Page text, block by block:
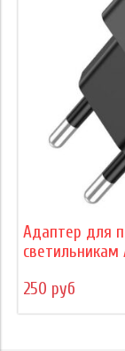
Адаптер для
250 руб